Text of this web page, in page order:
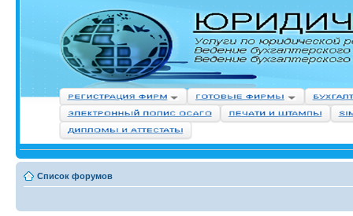
Список форумов